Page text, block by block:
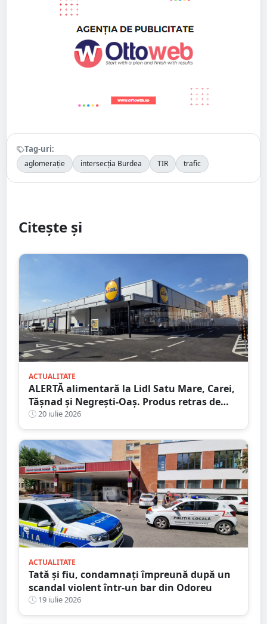
Tag-uri:
aglomerație intersecția Burdea TIR trafic
Citește și
ACTUALITATE
ALERTĂ alimentară la Lidl Satu Mare, Carei,
Tășnad și Negrești-Oaș. Produs retras de
urgență, anunță DSVSA
20 iulie 2026
ACTUALITATE
Tată și fiu, condamnați împreună după un
scandal violent într-un bar din Odoreu
19 iulie 2026